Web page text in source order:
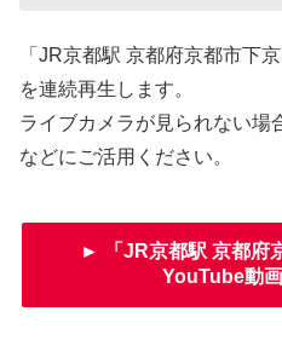
「JR京都駅 京都府京都市下
を連続再生します。
ライブカメラが見られない場
などにご活用ください。
► 「JR京都駅 京都府
YouTube動